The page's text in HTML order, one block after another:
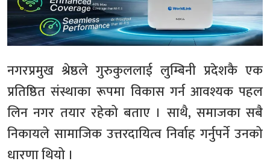
नगरप्रमुख श्रेष्ठले गुरुकुललाई लुम्बिनी प्रदेशकै एक
प्रतिष्ठित संस्थाका रूपमा विकास गर्न आवश्यक पहल
लिन नगर तयार रहेको बताए । साथै, समाजका सबै
निकायले सामाजिक उत्तरदायित्व निर्वाह गर्नुपर्ने उनको
धारणा थियो ।